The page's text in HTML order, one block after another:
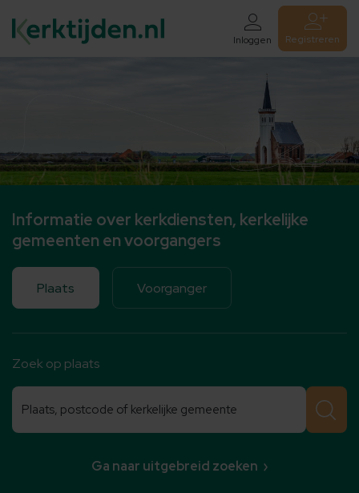
Inloggen Registreren
Informatie over kerkdiensten, kerkelijke
gemeenten en voorgangers
Plaats Voorganger
Zoek op plaats
Ga naar uitgebreid zoeken